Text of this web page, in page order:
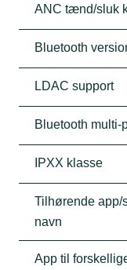
ANC tænd/sluk
Bluetooth
LDAC support
Bluetooth multi-
IPXX klasse
Tilhørende app/
navn
App til